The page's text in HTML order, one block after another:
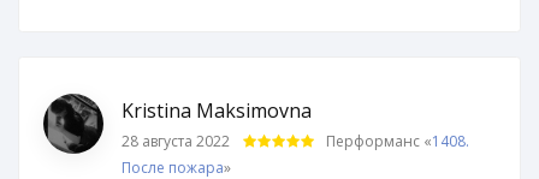
Kristina Maksimovna
28 августа 2022 Перформанс «1408.
После пожара»